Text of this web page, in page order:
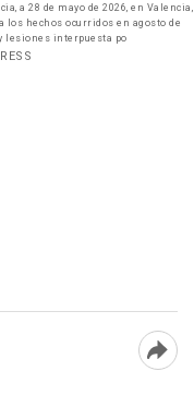
a 28 de mayo de 2026, en Valencia,
hechos ocurridos en agosto de
lesiones interpuesta po